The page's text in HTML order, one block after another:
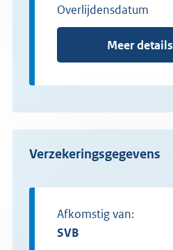
Overlijdensdatum
Meer details
Verzekeringsgegevens
Afkomstig van:
SVB